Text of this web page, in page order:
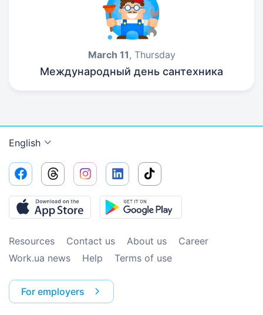
March 11, Thursday
Международный день сантехника
English
Resources Contact us About us
Сareer
Work.ua news
Help Terms of use
For employers